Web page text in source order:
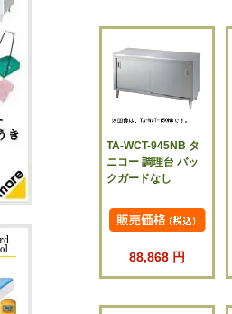
TA-WCT-945NB タ
ニコー 調理台 バッ
クガードなし
88,868 円